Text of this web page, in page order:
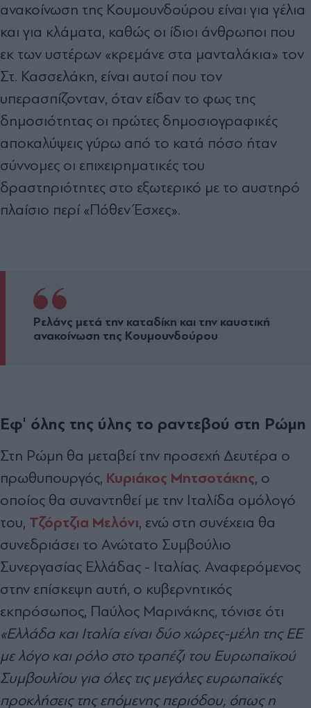
ανακοίνωση της Κουµουνδούρου είναι για γέλια
και για κλάµατα, καθώς οι ίδιοι άνθρωποι που
εκ των υστέρων «κρεµάνε στα µανταλάκια» τον
Στ. Κασσελάκη, είναι αυτοί που τον
υπερασπίζονταν, όταν είδαν το φως της
δηµοσιότητας οι πρώτες δηµοσιογραφικές
αποκαλύψεις γύρω από το κατά πόσο ήταν
σύννοµες οι επιχειρηµατικές του
δραστηριότητες στο εξωτερικό µε το αυστηρό
πλαίσιο περί «Πόθεν Έσχες».
Ρελάνς µετά την καταδίκη και την καυστική
ανακοίνωση της Κουµουνδούρου
Εφ' όλης της ύλης το ραντεβού στη Ρώμη
Στη Ρώμη θα μεταβεί την προσεχή Δευτέρα ο
πρωθυπουργός, Κυριάκος Μητσοτάκης, ο
οποίος θα συναντηθεί με την Ιταλίδα ομόλογό
του, Τζόρτζια Μελόνι, ενώ στη συνέχεια θα
συνεδριάσει το Ανώτατο Συμβούλιο
Συνεργασίας Ελλάδας - Ιταλίας. Αναφερόμενος
στην επίσκεψη αυτή, ο κυβερνητικός
εκπρόσωπος, Παύλος Μαρινάκης, τόνισε ότι
«Ελλάδα και Ιταλία είναι δύο χώρες-μέλη της ΕΕ
με λόγο και ρόλο στο τραπέζι του Ευρωπαϊκού
Συμβουλίου για όλες τις μεγάλες ευρωπαϊκές
προκλήσεις της επόμενης περιόδου, όπως η